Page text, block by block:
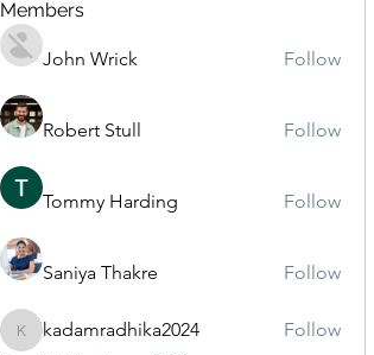
Members
John Wrick Follow
Robert Stull Follow
Tommy Harding Follow
Saniya Thakre Follow
kadamradhika2024
kadamradhika2024
Follow